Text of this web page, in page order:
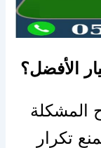
الأفضل؟
المشكلة
تكرار